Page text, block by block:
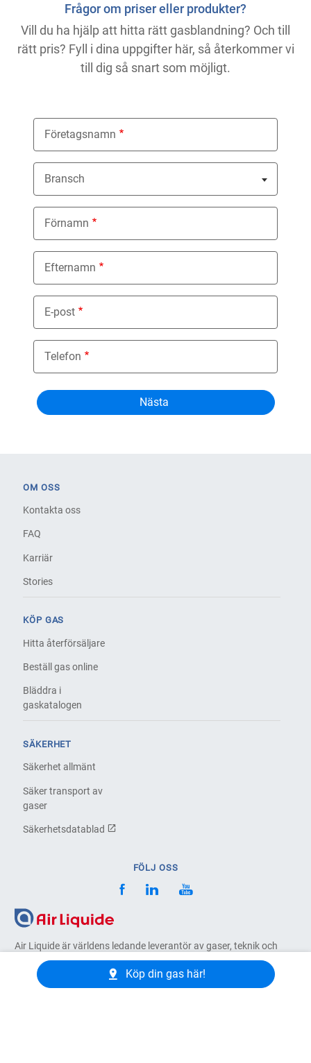
Köp din gas här!
Frågor om priser eller produkter?
Vill du ha hjälp att hitta rätt gasblandning? Och till
rätt pris? Fyll i dina uppgifter här, så återkommer vi
till dig så snart som möjligt.
Företagsnamn
Bransch
Nothing selected
Förnamn
Efternamn
E-post
Telefon
Air Liquide är världens ledande leverantör av gaser, teknik och
tjänster för industri och sjukvård. Verksamheten finns
representerad i 60 länder, har ca 66 500 medarbetare och över 4
miljoner kunder och patienter.
OM OSS
Kontakta oss
FAQ
Karriär
Stories
KÖP GAS
Hitta återförsäljare
Beställ gas online
Bläddra i
gaskatalogen
SÄKERHET
Säkerhet allmänt
Säker transport av
gaser
Säkerhetsdatablad
FÖLJ OSS